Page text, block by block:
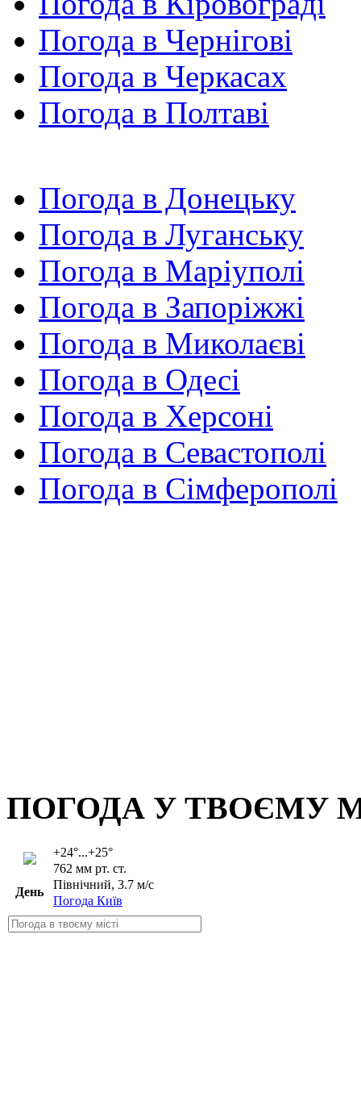
Погода в Чернігові
Погода в Черкасах
Погода в Полтаві
Погода в Донецьку
Погода в Луганську
Погода в Маріуполі
Погода в Запоріжжі
Погода в Миколаєві
Погода в Одесі
Погода в Херсоні
Погода в Севастополі
Погода в Сімферополі
ПОГОДА У ТВОЄМУ
+24°...+25°
762 мм рт. ст.
Північний, 3.7 м/с
Погода Київ
День